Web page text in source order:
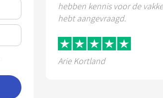
hebben kennis voor de
hebt aangevraagd.
Arie Kortland